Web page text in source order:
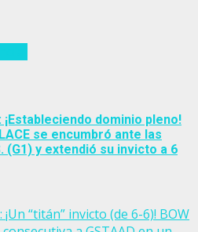
¡Estableciendo dominio pleno!
se encumbró ante las
(G1) y extendió su invicto a 6
“titán” invicto (de 6-6)! BOW